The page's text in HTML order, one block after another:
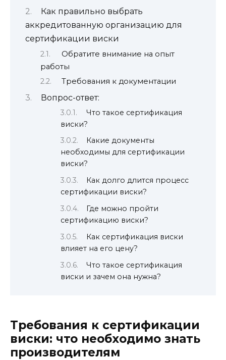
Как правильно выбрать
аккредитованную организацию для
сертификации виски
Обратите внимание на опыт
работы
Требования к документации
Вопрос-ответ:
Что такое сертификация
виски?
Какие документы
необходимы для сертификации
виски?
Как долго длится процесс
сертификации виски?
Где можно пройти
сертификацию виски?
Как сертификация виски
влияет на его цену?
Что такое сертификация
виски и зачем она нужна?
Требования к сертификации
виски: что необходимо знать
производителям